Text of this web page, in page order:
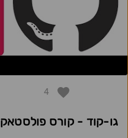
4
גו-קוד - קורס פולסטאק -